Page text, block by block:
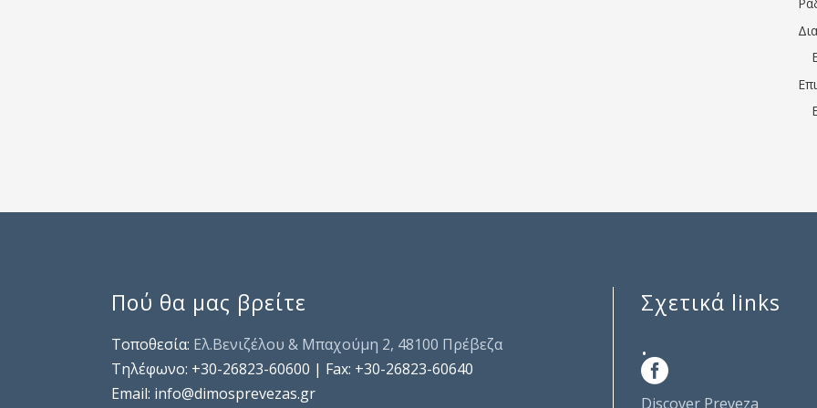
Πού θα μας βρείτε
Τοποθεσία: Ελ.Βενιζέλου & Μπαχούμη 2, 48100 Πρέβεζα
Τηλέφωνo: +30-26823-60600 | Fax: +30-26823-60640
Email: info@dimosprevezas.gr
Σχετικά links
.
Discover Preveza